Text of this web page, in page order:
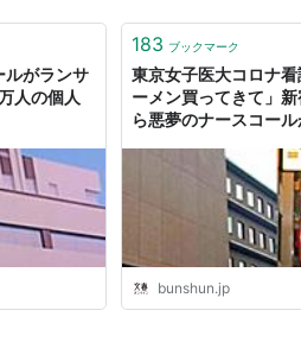
ルがランサ
人の個人
183 ブックマーク
東京女子医大コロナ
ーメン買ってきて」
ら悪夢のナースコー
bunshun.jp